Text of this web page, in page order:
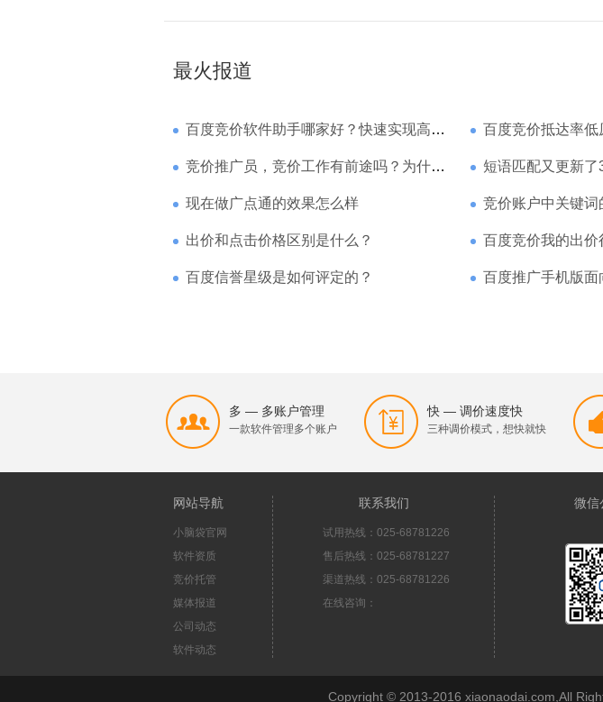
最火报道
百度竞价软件助手哪家好？快速实现高回报哪家强？ 百度竞价抵达率低
竞价推广员，竞价工作有前途吗？为什么待遇那么高 短语匹配又更新了3个
现在做广点通的效果怎么样 竞价账户中关键词
出价和点击价格区别是什么？ 百度竞价我的出价很
百度信誉星级是如何评定的？ 百度推广手机版面
多 — 多账户管理
一款软件管理多个账户
快 — 调价速度快
三种调价模式，想快就快
网站导航
小脑袋官网
软件资质
竞价托管
媒体报道
公司动态
软件动态
联系我们
试用热线：025-68781226
售后热线：025-68781227
渠道热线：025-68781226
在线咨询：
微信
Copyright © 2013-2016 xiaonaodai.com,All